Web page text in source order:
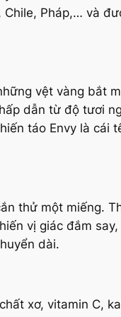
Pháp,… và
vệt vàng bắt
dẫn từ độ tươi
táo Envy là cái
thử một miếng.
vị giác đắm say,
dài.
xơ, vitamin C,